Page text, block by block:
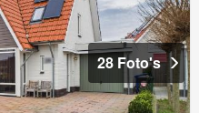
28 Foto's